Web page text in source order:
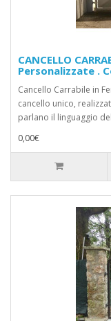
CANCELLO
Personalizzate .
Cancello Carrabile in
cancello unico,
parlano il linguaggio
0,00€